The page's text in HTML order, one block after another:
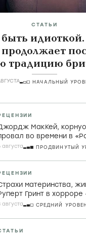
СТАТЬИ
быть
традицию
комедии
НАЧАЛЬНЫЙ
МакКей,
во времени в
августа ПРОДВИНУТЫЙ
материнства,
Гринт в хорроре
августа СРЕДНИЙ